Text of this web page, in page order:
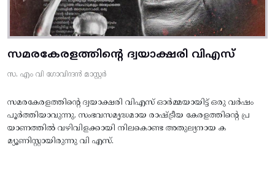
സമരകേരളത്തിൻ്റെ ദ്വയാക്ഷരി വിഎസ്
സ. എം വി ഗോവിന്ദൻ മാസ്റ്റർ
സമരകേരളത്തിൻ്റെ ദ്വയാക്ഷരി വിഎസ് ഓർമ്മയായിട്ട് ഒരു വർഷം
പൂർത്തിയാവുന്നു. സംഭവസമൃദ്ധമായ രാഷ്ട്രീയ കേരളത്തിന്റെ പ്ര
യാണത്തിൽ വഴിവിളക്കായി നിലകൊണ്ട അതുല്യനായ ക
മ്യൂണിസ്റ്റായിരുന്നു വി എസ്.